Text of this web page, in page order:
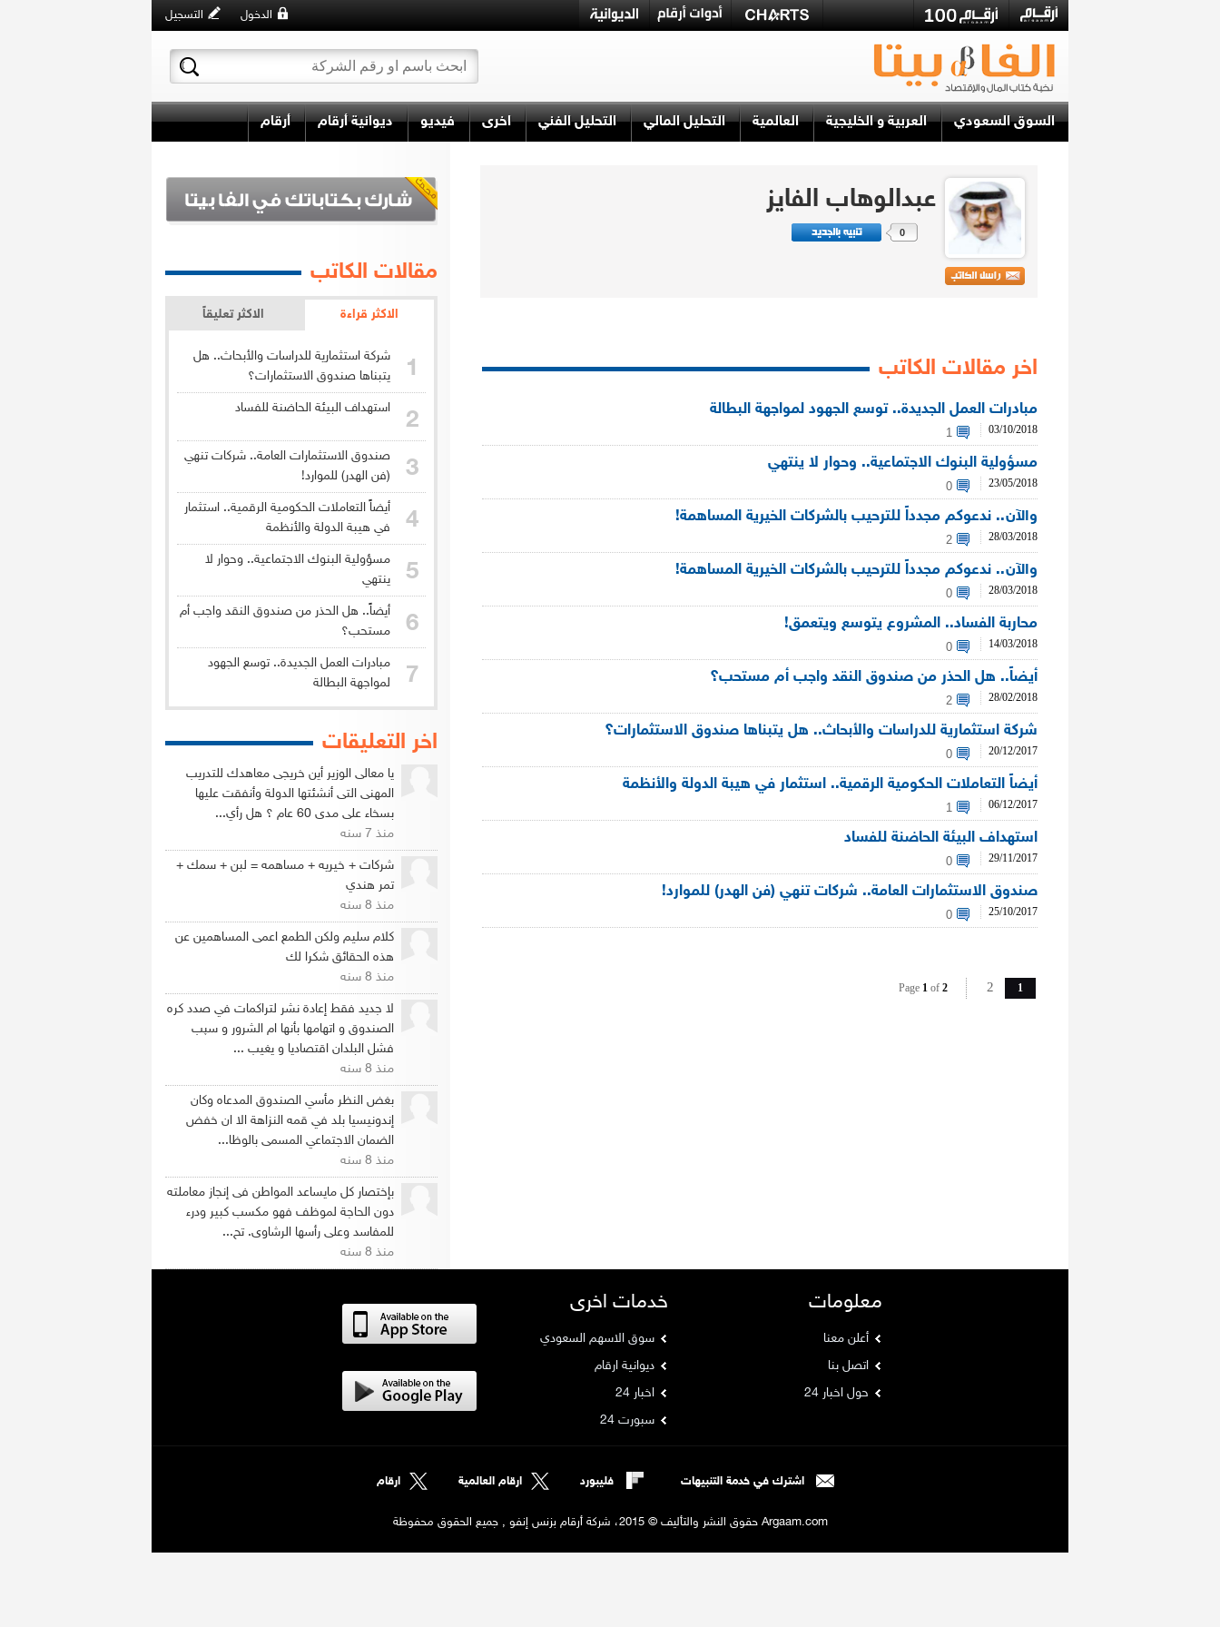
التسجيل الدخول
السوق السعودي العربية و الخليجية العالمية التحليل المالي التحليل الفني اخرى فيديو ديوانية أرقام أرقام
عبدالوهاب الفايز
0
مقالات الكاتب
الاكثر قراءة الاكثر تعليقاً
1
شركة استثمارية للدراسات والأبحاث.. هل
يتبناها صندوق الاستثمارات؟
2 استهداف البيئة الحاضنة للفساد
3
صندوق الاستثمارات العامة.. شركات تنهي
(فن الهدر) للموارد!
4
أيضاً التعاملات الحكومية الرقمية.. استثمار
في هيبة الدولة والأنظمة
5
مسؤولية البنوك الاجتماعية.. وحوار لا
ينتهي
6
أيضاً.. هل الحذر من صندوق النقد واجب أم
مستحب؟
7
مبادرات العمل الجديدة.. توسع الجهود
لمواجهة البطالة
اخر التعليقات
يا معالى الوزير أين خريجى معاهدك للتدريب
المهنى التى أنشئتها الدولة وأنفقت عليها
بسخاء على مدى 60 عام ؟ هل رأي...
منذ 7 سنه
شركات + خيريه + مساهمه = لبن + سمك +
تمر هندي
منذ 8 سنه
كلام سليم ولكن الطمع اعمى المساهمين عن
هذه الحقائق شكرا لك
منذ 8 سنه
لا جديد فقط إعادة نشر لتراكمات في صدد كره
الصندوق و اتهامها بأنها ام الشرور و سپب
فشل البلدان اقتصاديا و يغيب ...
منذ 8 سنه
بغض النظر مأسي الصندوق المدعاه وكان
إندونيسيا بلد في قمه النزاهة الا ان خفض
الضمان الاجتماعي المسمى بالوظا...
منذ 8 سنه
بإختصار كل مايساعد المواطن فى إنجاز معاملته
دون الحاجة لموظف فهو مكسب كبير ودرء
للمفاسد وعلى رأسها الرشاوى. تح...
منذ 8 سنه
معلومات
أعلن معنا
اتصل بنا
حول اخبار 24
خدمات اخرى
سوق الاسهم السعودي
ديوانية ارقام
اخبار 24
سبورت 24
ارقام ارقام العالمية فليبورد اشترك في خدمة التنبيهات
Argaam.com حقوق النشر والتأليف © 2015، شركة أرقام بزنس إنفو , جميع الحقوق محفوظة